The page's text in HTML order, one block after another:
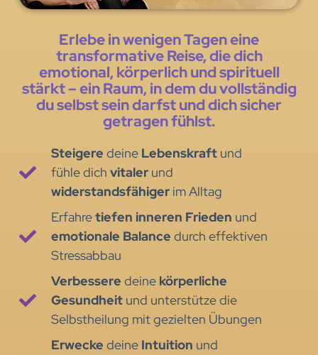
Erlebe in wenigen Tagen eine
transformative Reise, die dich
emotional, körperlich und spirituell
stärkt – ein Raum, in dem du vollständig
du selbst sein darfst und dich sicher
getragen fühlst.
Steigere deine Lebenskraft und
fühle dich vitaler und
widerstandsfähiger im Alltag
Erfahretiefen inneren Frieden und
emotionale Balance durch effektiven
Stressabbau
Verbessere deine körperliche
Gesundheit und unterstütze die
Selbstheilung mit gezielten Übungen
Erwecke deine Intuition und